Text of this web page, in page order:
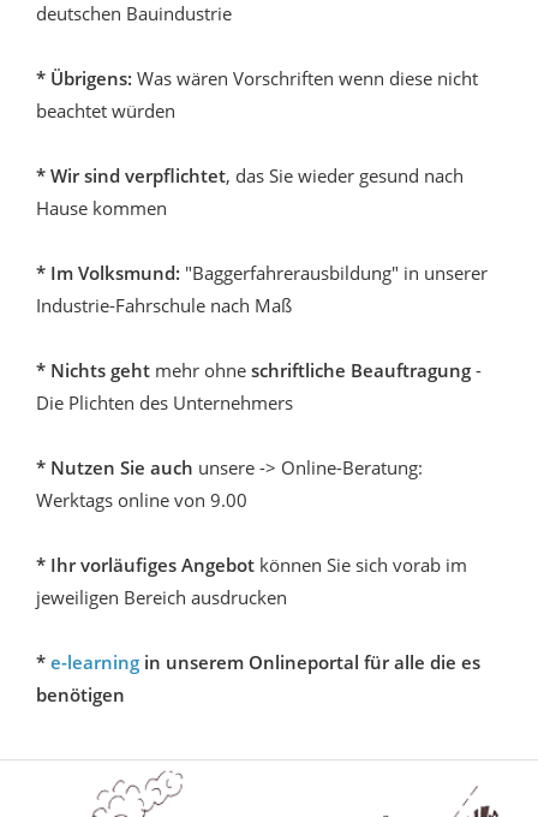
deutschen Bauindustrie
* Übrigens: Was wären Vorschriften wenn diese nicht
beachtet würden
* Wir sind verpflichtet, das Sie wieder gesund nach
Hause kommen
* Im Volksmund: "Baggerfahrerausbildung" in unserer
Industrie-Fahrschule nach Maß
* Nichts geht mehr ohne schriftliche Beauftragung -
Die Plichten des Unternehmers
* Nutzen Sie auch unsere -> Online-Beratung:
Werktags online von 9.00
* Ihr vorläufiges Angebot können Sie sich vorab im
jeweiligen Bereich ausdrucken
* e-learning in unserem Onlineportal für alle die es
benötigen